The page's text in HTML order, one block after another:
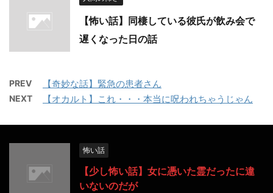
【怖い話】同棲している彼氏が飲み会で
遅くなった日の話
PREV 【奇妙な話】緊急の患者さん
NEXT 【オカルト】これ・・・本当に呪われちゃうじゃん
怖い話
【少し怖い話】女に憑いた霊だったに違
いないのだが